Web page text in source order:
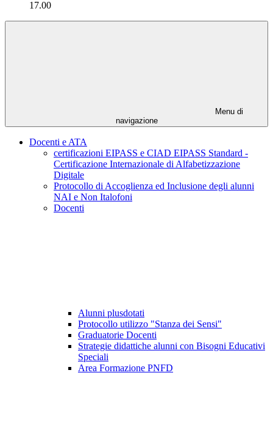
17.00
Menu di
navigazione
Docenti e ATA
certificazioni EIPASS e CIAD EIPASS Standard -
Certificazione Internazionale di Alfabetizzazione
Digitale
Protocollo di Accoglienza ed Inclusione degli alunni
NAI e Non Italofoni
Docenti
Alunni plusdotati
Protocollo utilizzo "Stanza dei Sensi"
Graduatorie Docenti
Strategie didattiche alunni con Bisogni Educativi
Speciali
Area Formazione PNFD